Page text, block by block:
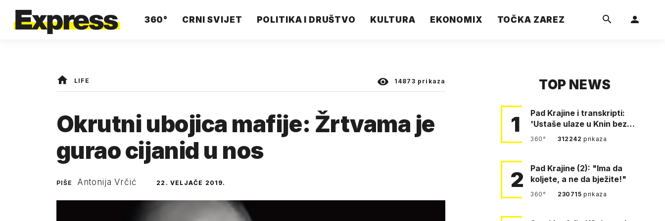
360° CRNI SVIJET POLITIKA I DRUŠTVO KULTURA EKONOMIX TOČKA ZAREZ
LIFE 14873 prikaza
Okrutni ubojica mafije: Žrtvama je
gurao cijanid u nos
PIŠE Antonija Vrčić 22. VELJAČE 2019.
TOP NEWS
1
Pad Krajine i transkripti:
'Ustaše ulaze u Knin bez
borbe. Mile, ovo je bežanij…
360° 312242prikaza
2
Pad Krajine (2): "Ima da
koljete, a ne da bježite!"
360° 230715prikaza